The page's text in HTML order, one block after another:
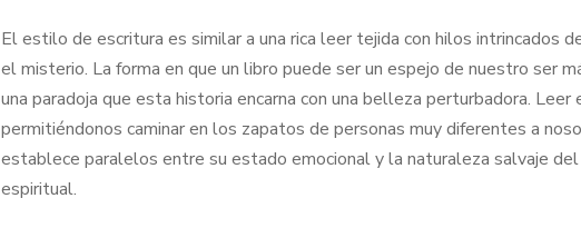
El estilo de escritura es similar a una rica leer tejida con hilos intrincados
el misterio. La forma en que un libro puede ser un espejo de nuestro ser
una paradoja que esta historia encarna con una belleza perturbadora.
permitiéndonos caminar en los zapatos de personas muy diferentes a
establece paralelos entre su estado emocional y la naturaleza salvaje del
espiritual.